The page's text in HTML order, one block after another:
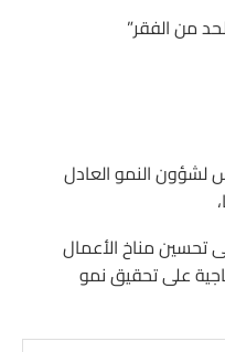
من الفقر”
لشؤون النمو العادل
تحسين مناخ الأعمال
على تحقيق نمو